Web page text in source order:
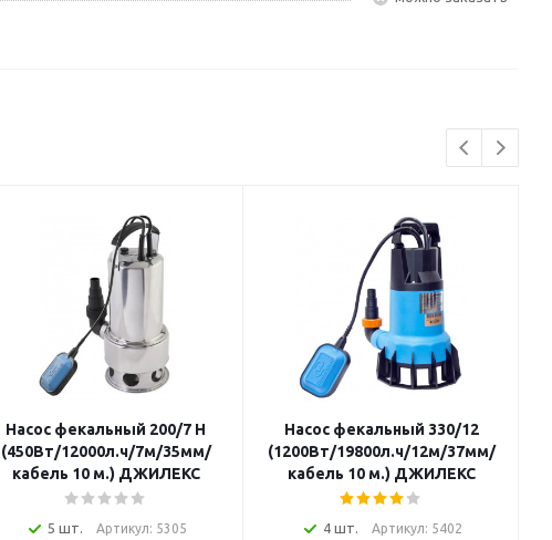
Насос фекальный 200/7 Н
(450Вт/12000л.ч/7м/35мм/
кабель 10 м.) ДЖИЛЕКС
5 шт. Артикул: 5305
Насос фекальный 330/12
(1200Вт/19800л.ч/12м/37мм/
кабель 10 м.) ДЖИЛЕКС
4 шт. Артикул: 5402